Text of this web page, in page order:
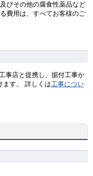
びその他の腐食性薬品など
費用は、すべてお客様のご
事店と提携し、据付工事か
ます。 詳しくは工事につい